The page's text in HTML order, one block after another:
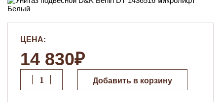
ЦЕНА:
14 830₽
Добавить в корзину